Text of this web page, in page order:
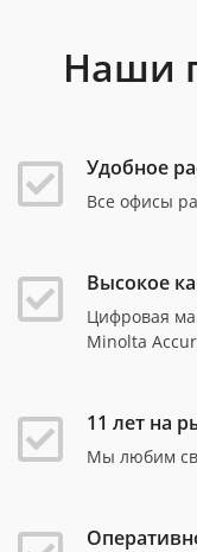
Наши
Удобное
Все офисы
Высокое
Цифровая
Minolta
11 лет на
Мы любим